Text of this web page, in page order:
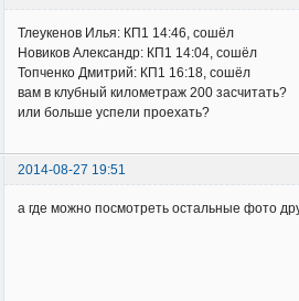
Тлеукенов Илья: КП1 14:46, сошёл
Новиков Александр: КП1 14:04, сошёл
Топченко Дмитрий: КП1 16:18, сошёл
вам в клубный километраж 200 засчитать?
или больше успели проехать?
2014-08-27 19:51
а где можно посмотреть остальные фото